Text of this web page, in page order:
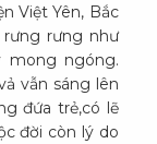
Việt Yên, Bắc
rưng rưng như
mong ngóng.
vẫn sáng lên
đứa trẻ,có lẽ
đời còn lý do